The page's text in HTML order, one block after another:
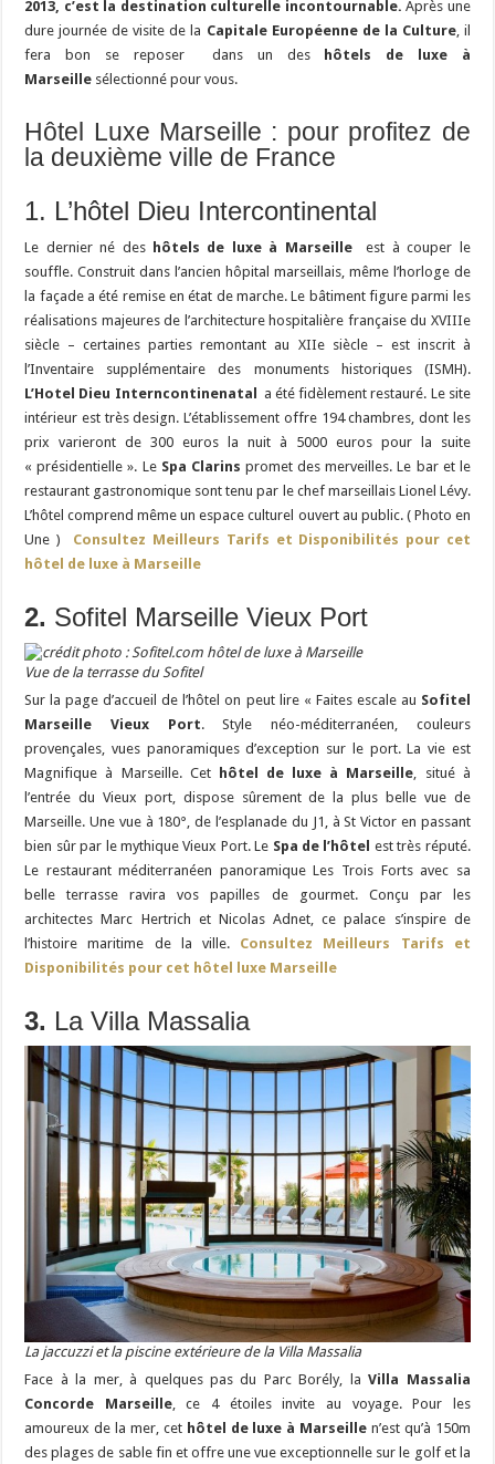
2013, c’est la destination culturelle incontournable. Après une
dure journée de visite de la Capitale Européenne de la Culture, il
fera bon se reposer dans un des
hôtels de luxe à
Marseille sélectionné pour vous.
Hôtel Luxe Marseille : pour profitez de
la deuxième ville de France
1. L’hôtel Dieu Intercontinental
Le dernier né des hôtels de luxe à Marseilleest à couper le
souffle. Construit dans l’ancien hôpital marseillais, même l’horloge de
la façade a été remise en état de marche. Le bâtiment figure parmi les
réalisations majeures de l’architecture hospitalière française du XVIIIe
siècle – certaines parties remontant au XIIe siècle – est inscrit à
l’Inventaire supplémentaire des monuments historiques (ISMH).
L’Hotel Dieu Interncontinenatal
a été fidèlement restauré. Le site
intérieur est très design. L’établissement offre 194 chambres, dont les
prix varieront de 300 euros la nuit à 5000 euros pour la suite
« présidentielle ». Le Spa Clarins promet des merveilles. Le bar et le
restaurant gastronomique sont tenu par le chef marseillais Lionel Lévy.
L’hôtel comprend même un espace culturel ouvert au public. ( Photo en
Une ) Consultez Meilleurs Tarifs et Disponibilités pour cet
hôtel de luxe à Marseille
2. Sofitel Marseille Vieux Port
Vue de la terrasse du Sofitel
Sur la page d’accueil de l’hôtel on peut lire « Faites escale au Sofitel
Marseille Vieux Port. Style néo-méditerranéen, couleurs
provençales, vues panoramiques d’exception sur le port. La vie est
Magnifique à Marseille. Cethôtel de luxe à Marseille , situé à
l’entrée du Vieux port, dispose sûrement de la plus belle vue de
Marseille. Une vue à 180°, de l’esplanade du J1, à St Victor en passant
bien sûr par le mythique Vieux Port. Le Spa de l’hôtel est très réputé.
Le restaurant méditerranéen panoramique Les Trois Forts avec sa
belle terrasse ravira vos papilles de gourmet. Conçu par les
architectes Marc Hertrich et Nicolas Adnet, ce palace s’inspire de
l’histoire maritime de la ville. Consultez Meilleurs Tarifs et
Disponibilités pour cet hôtel luxe Marseille
3. La Villa Massalia
La jaccuzzi et la piscine extérieure de la Villa Massalia
Face à la mer, à quelques pas du Parc Borély, laVilla Massalia
Concorde Marseille, ce 4 étoiles invite au voyage. Pour les
amoureux de la mer, cet hôtel de luxe à Marseille n’est qu’à 150m
des plages de sable fin et offre une vue exceptionnelle sur le golf et la